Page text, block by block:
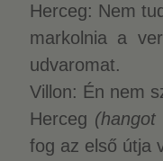
Herceg: Nem
markolnia a
udvaromat.
Villon: Én nem
Herceg (hangot
fog az első útja